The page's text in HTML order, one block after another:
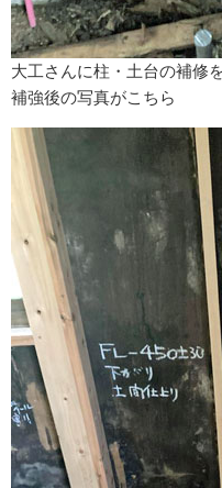
大工さんに柱・土台の補修
補強後の写真がこちら